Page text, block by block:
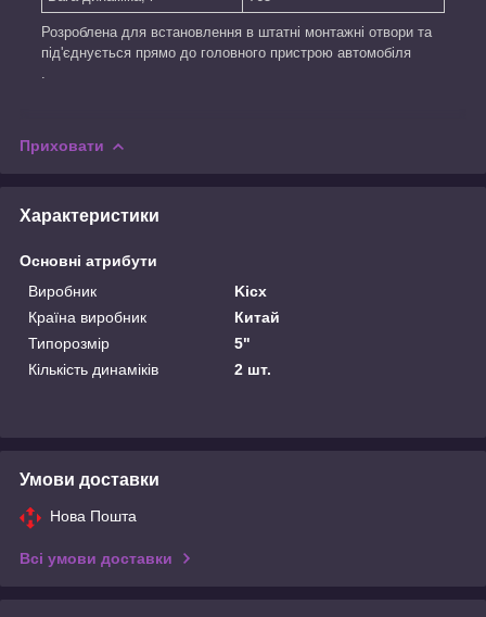
Розроблена для встановлення в штатні монтажні отвори та
під'єднується прямо до головного пристрою автомобіля
Приховати
Характеристики
Основні атрибути
Виробник
Kicx
Країна виробник
Китай
Типорозмір
5"
Кількість динаміків
2 шт.
Умови доставки
Нова Пошта
Всі умови доставки